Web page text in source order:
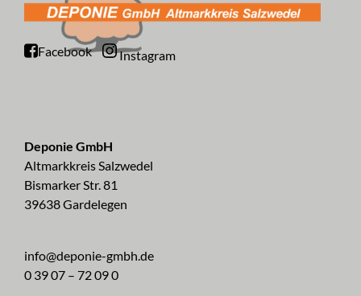
Facebook Instagram
Deponie GmbH
Altmarkkreis Salzwedel
Bismarker Str. 81
39638 Gardelegen
info@deponie-gmbh.de
0 39 07 – 72 09 0